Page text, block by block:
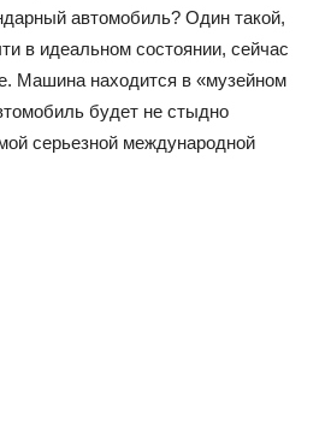
автомобиль? Один такой,
в идеальном состоянии, сейчас
Машина находится в «музейном
будет не стыдно
серьезной международной